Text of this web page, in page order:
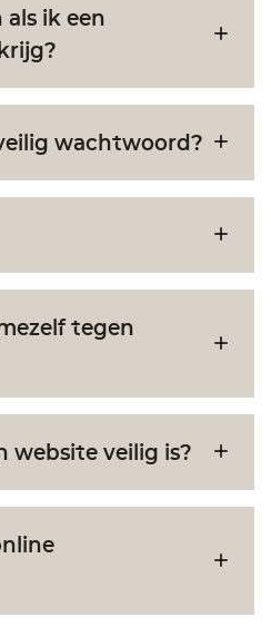
ik een
wachtwoord?
tegen
website veilig is?